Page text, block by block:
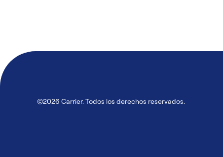
©2026 Carrier. Todos los derechos reservados.